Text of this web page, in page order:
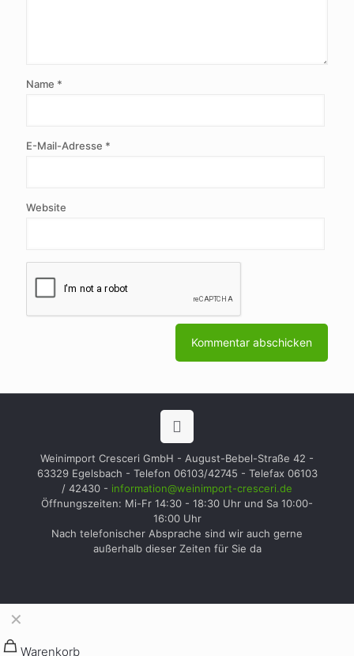
Name *
E-Mail-Adresse *
Website
Weinimport Cresceri GmbH - August-Bebel-Straße 42 -
63329 Egelsbach - Telefon 06103/42745 - Telefax 06103
/ 42430 - information@weinimport-cresceri.de
Öffnungszeiten: Mi-Fr 14:30 - 18:30 Uhr und Sa 10:00-
16:00 Uhr
Nach telefonischer Absprache sind wir auch gerne
außerhalb dieser Zeiten für Sie da
✕
Warenkorb